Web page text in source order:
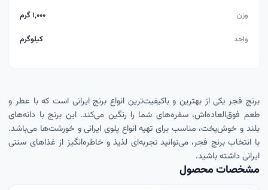
وزن
۱٬۰۰۰ گرم
واحد
کيلوگرم
برنج فجر یکی از بهترین و باکیفیت‌ترین انواع برنج ایرانی است که با عطر و
طعم فوق‌العاده‌اش، سفره‌های شما را رنگین می‌کند. این برنج با دانه‌های
بلند و خوش‌پخت، مناسب برای تهیه انواع پلوی ایرانی و خورشت‌ها می‌باشد.
با انتخاب برنج فجر، می‌توانید تجربه‌ای لذیذ و خاطره‌انگیز از غذاهای سنتی
ایرانی داشته باشید.
مشخصات محصول